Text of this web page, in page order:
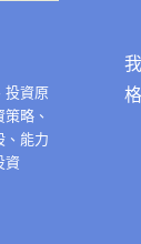
投資原
策略 、
、 能力
資